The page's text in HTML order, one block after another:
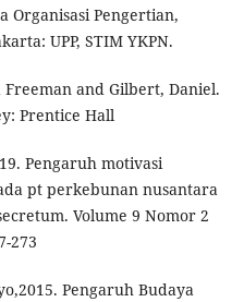
Organisasi Pengertian,
UPP, STIM YKPN.
Freeman and Gilbert, Daniel.
Prentice Hall
Pengaruh motivasi
pt perkebunan nusantara
Volume 9 Nomor 2
273
Pengaruh Budaya